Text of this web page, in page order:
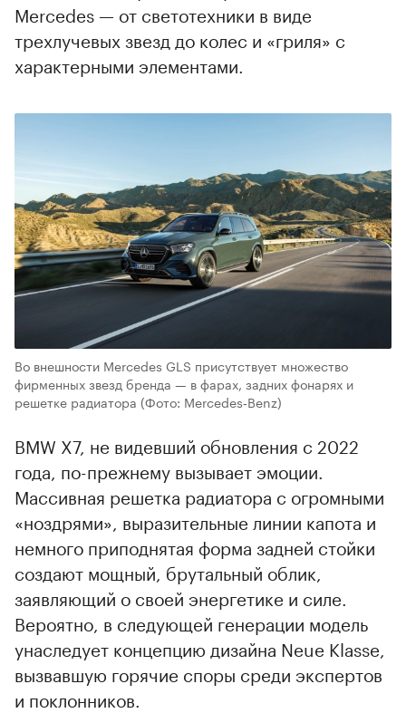
Mercedes — от светотехники в виде
трехлучевых звезд до колес и «гриля» с
характерными элементами.
Во внешности Mercedes GLS присутствует множество
фирменных звезд бренда — в фарах, задних фонарях и
решетке радиатора (Фото: Mercedes‑Benz)
BMW X7, не видевший обновления с 2022
года, по-прежнему вызывает эмоции.
Массивная решетка радиатора с огромными
«ноздрями», выразительные линии капота и
немного приподнятая форма задней стойки
создают мощный, брутальный облик,
заявляющий о своей энергетике и силе.
Вероятно, в следующей генерации модель
унаследует концепцию дизайна Neue Klasse,
вызвавшую горячие споры среди экспертов
и поклонников.